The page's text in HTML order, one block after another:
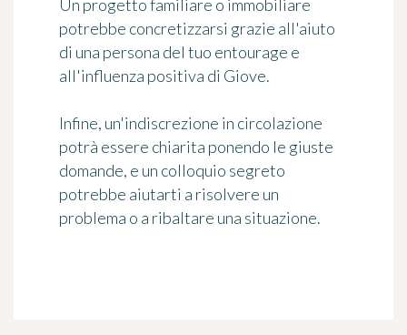
Un progetto familiare o immobiliare
potrebbe concretizzarsi grazie all'aiuto
di una persona del tuo entourage e
all'influenza positiva di Giove.
Infine, un'indiscrezione in circolazione
potrà essere chiarita ponendo le giuste
domande, e un colloquio segreto
potrebbe aiutarti a risolvere un
problema o a ribaltare una situazione.